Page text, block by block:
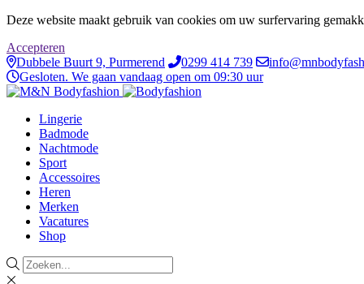
Deze website maakt gebruik van cookies om uw surfervaring
Accepteren
Dubbele Buurt 9, Purmerend
0299 414 739
Gesloten. We gaan vandaag open om 09:30 uur
Lingerie
Badmode
Nachtmode
Sport
Accessoires
Heren
Merken
Vacatures
Shop